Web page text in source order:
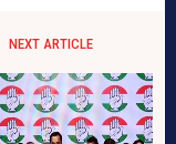
NEXT ARTICLE